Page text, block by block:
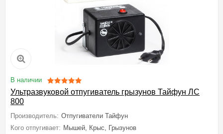
В наличии
Ультразвуковой отпугиватель грызунов Тайфун ЛС
800
Производитель: Отпугиватели Тайфун
Кого отпугивает: Мышей, Крыс, Грызунов